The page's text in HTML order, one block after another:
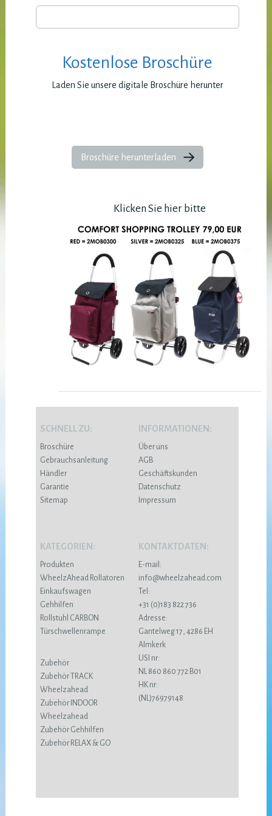
Kostenlose Broschüre
Laden Sie unsere digitale Broschüre herunter
Broschüre herunterladen
Klicken Sie hier bitte
SCHNELL ZU:
Broschüre
Gebrauchsanleitung
Händler
Garantie
Sitemap
INFORMATIONEN:
Über uns
AGB
Geschäftskunden
Datenschutz
Impressum
KATEGORIEN:
Produkten
WheelzAhead Rollatoren
Einkaufswagen
Gehhilfen
Rollstuhl CARBON
Türschwellenrampe
Zubehör
Zubehör TRACK
Wheelzahead
Zubehör INDOOR
Wheelzahead
Zubehör Gehhilfen
Zubehör RELAX & GO
KONTAKTDATEN:
E-mail:
info@wheelzahead.com
Tel:
+31 (0)183 822 736
Adresse:
Gantelweg 17, 4286 EH
Almkerk
USI nr:
NL 860 860 772 B01
HK nr:
(NL)76979148